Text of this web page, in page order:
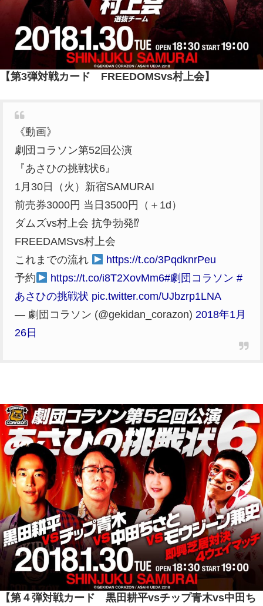
【第3弾対戦カード FREEDOMSvs村上会】
《動画》
劇団コラソン第52回公演
『あさひの挑戦状6』
1月30日（火）新宿SAMURAI
前売券3000円 当日3500円（＋1d）
ダムズvs村上会 抗争勃発⁉︎
FREEDAMSvs村上会
これまでの流れ
https://t.co/3PqdknrPeu
予約
https://t.co/i8T2XovMm6#劇団コラソン #
あさひの挑戦状 pic.twitter.com/UJbzrp1LNA
— 劇団コラソン (@gekidan_corazon) 2018年1月
26日
【第４弾対戦カード 黒田耕平vsチップ青木vs中田ち